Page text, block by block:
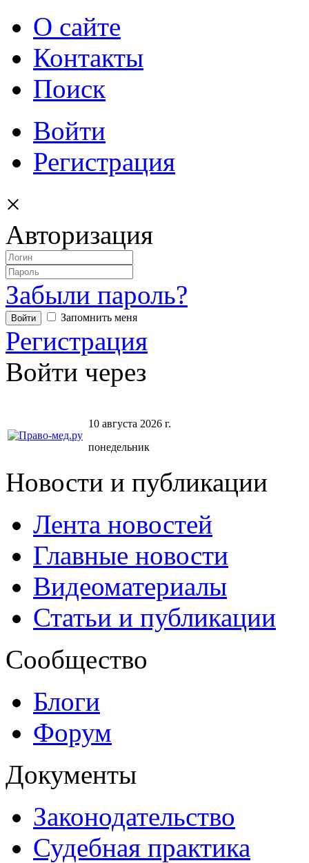
О сайте
Контакты
Поиск
Войти
Регистрация
×
Авторизация
Забыли пароль?
Запомнить меня
Регистрация
Войти через
10 августа 2026 г.
понедельник
Новости и публикации
Лента новостей
Главные новости
Видеоматериалы
Статьи и публикации
Сообщество
Блоги
Форум
Документы
Законодательство
Судебная практика